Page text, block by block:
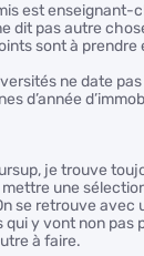
est enseignant-
dit pas autre
sont à
ne date pas
d’année
je trouve
une
se retrouve avec
qui y vont non pas
à faire.